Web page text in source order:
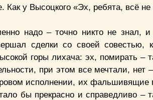
Как у Высоцкого «Эх, ребята, всё не
надо – точно никто не знал,
сделки со своей совестью,
горы лихача: эх, помирать –
при этом все мечтали,
исполнении, их фальшивящие
бы прекрасно и справедливо –